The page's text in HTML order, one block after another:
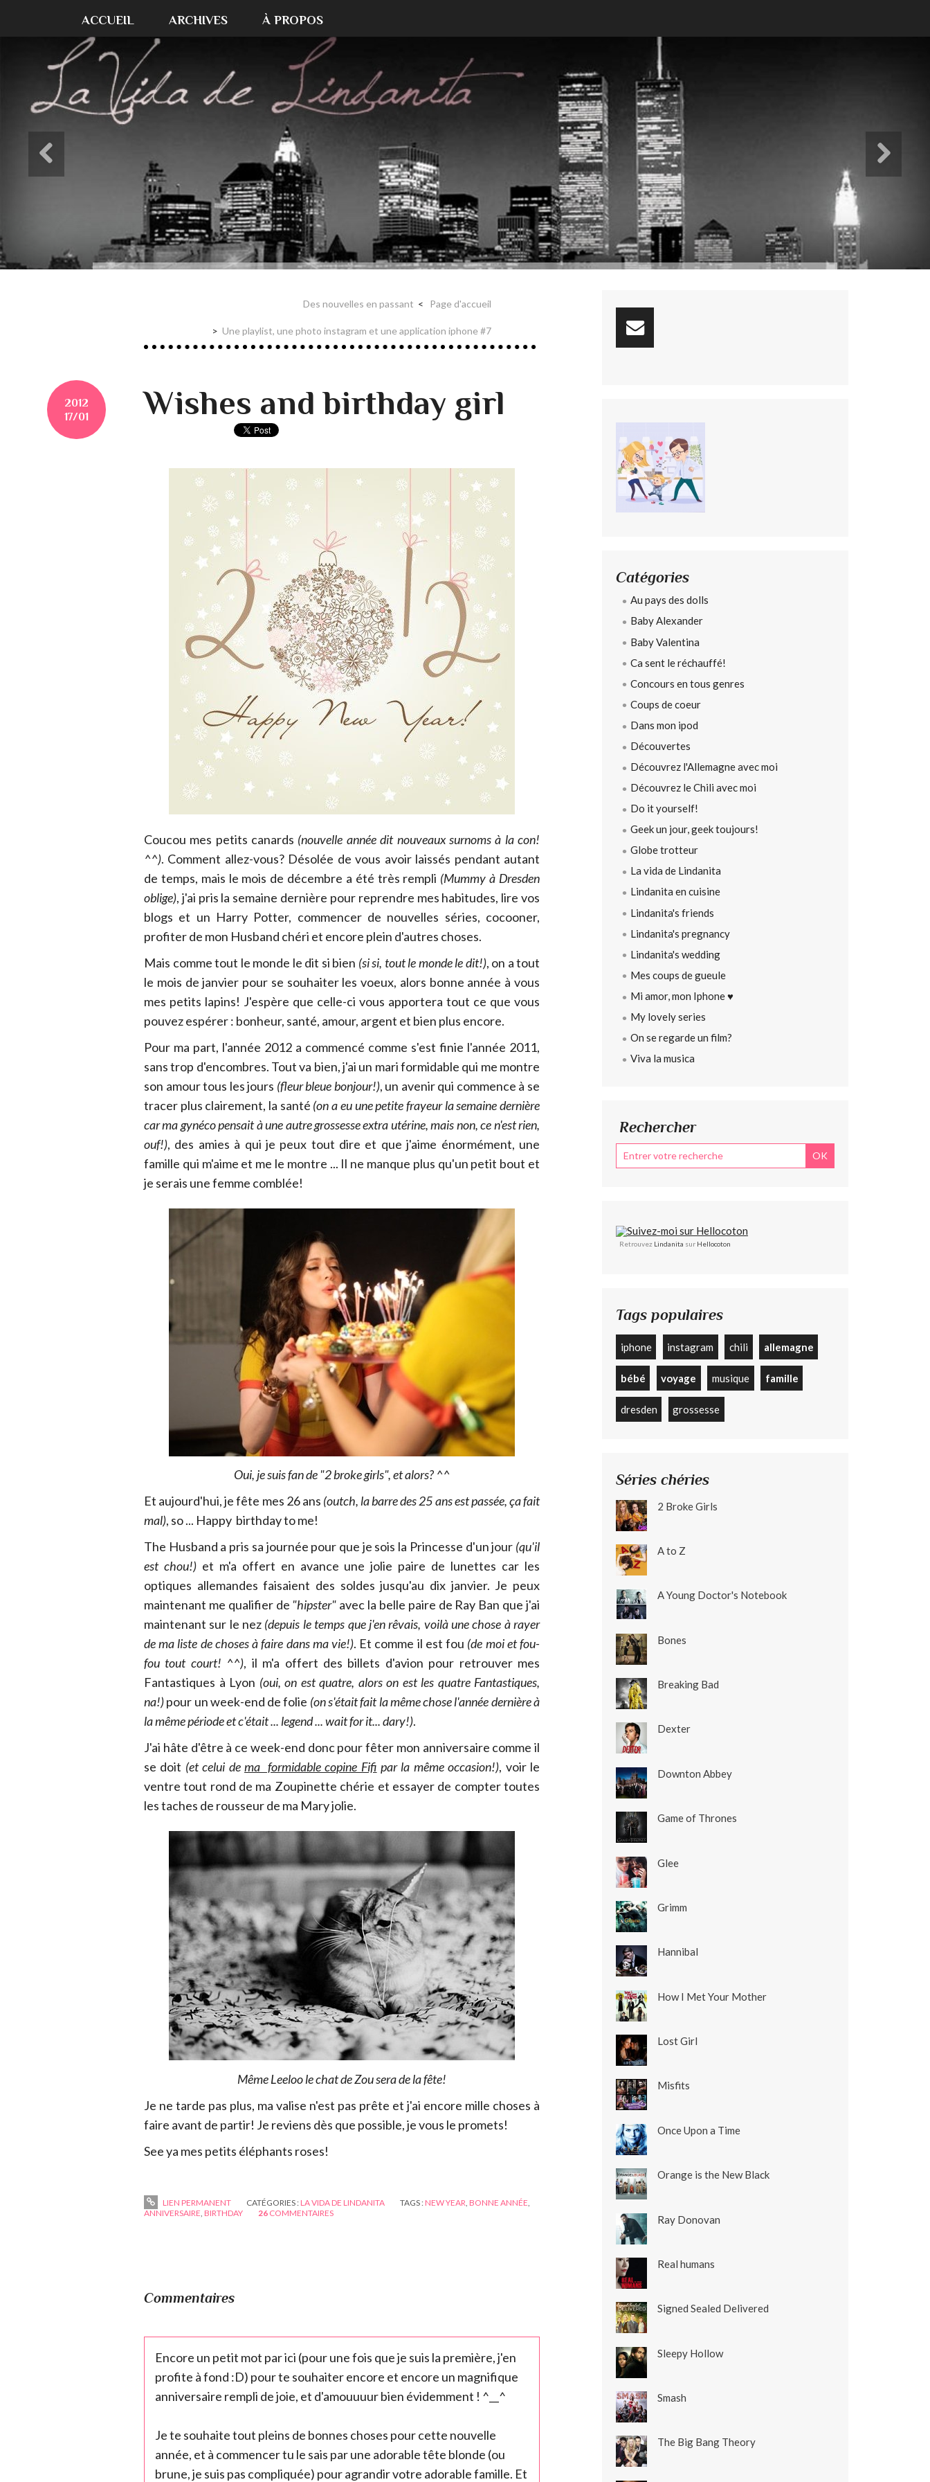
ACCUEIL ARCHIVES À PROPOS
Des nouvelles en passant Page d'accueil
Une playlist, une photo instagram et une application iphone #7
2012
17/01
Wishes and birthday girl
Coucou mes petits canards (nouvelle année dit nouveaux surnoms à la con!
^^). Comment allez-vous? Désolée de vous avoir laissés pendant autant
de temps, mais le mois de décembre a été très rempli (Mummy à Dresden
oblige), j'ai pris la semaine dernière pour reprendre mes habitudes, lire vos
blogs et un Harry Potter, commencer de nouvelles séries, cocooner,
profiter de mon Husband chéri et encore plein d'autres choses.
Mais comme tout le monde le dit si bien (si si, tout le monde le dit!), on a tout
le mois de janvier pour se souhaiter les voeux, alors bonne année à vous
mes petits lapins! J'espère que celle-ci vous apportera tout ce que vous
pouvez espérer : bonheur, santé, amour, argent et bien plus encore.
Pour ma part, l'année 2012 a commencé comme s'est finie l'année 2011,
sans trop d'encombres. Tout va bien, j'ai un mari formidable qui me montre
son amour tous les jours (fleur bleue bonjour!), un avenir qui commence à se
tracer plus clairement, la santé (on a eu une petite frayeur la semaine dernière
car ma gynéco pensait à une autre grossesse extra utérine, mais non, ce n'est rien,
ouf!), des amies à qui je peux tout dire et que j'aime énormément, une
famille qui m'aime et me le montre ... Il ne manque plus qu'un petit bout et
je serais une femme comblée!
Oui, je suis fan de "2 broke girls", et alors? ^^
Et aujourd'hui, je fête mes 26 ans (outch, la barre des 25 ans est passée, ça fait
mal), so ... Happy birthday to me!
The Husband a pris sa journée pour que je sois la Princesse d'un jour (qu'il
est chou!)et m'a offert en avance une jolie paire de lunettes car les
optiques allemandes faisaient des soldes jusqu'au dix janvier. Je peux
maintenant me qualifier de "hipster" avec la belle paire de Ray Ban que j'ai
maintenant sur le nez (depuis le temps que j'en rêvais, voilà une chose à rayer
de ma liste de choses à faire dans ma vie!). Et comme il est fou (de moi et fou-
fou tout court! ^^), il m'a offert des billets d'avion pour retrouver mes
Fantastiques à Lyon (oui, on est quatre, alors on est les quatre Fantastiques,
na!)pour un week-end de folie (on s'était fait la même chose l'année dernière à
la même période et c'était ... legend ... wait for it... dary!).
J'ai hâte d'être à ce week-end donc pour fêter mon anniversaire comme il
se doit (et celui dema formidable copine Fifi par la même occasion!), voir le
ventre tout rond de ma Zoupinette chérie et essayer de compter toutes
les taches de rousseur de ma Mary jolie.
Même Leeloo le chat de Zou sera de la fête!
Je ne tarde pas plus, ma valise n'est pas prête et j'ai encore mille choses à
faire avant de partir! Je reviens dès que possible, je vous le promets!
See ya mes petits éléphants roses!
LIEN PERMANENT CATÉGORIES : LA VIDA DE LINDANITA TAGS : NEW YEAR, BONNE ANNÉE,
ANNIVERSAIRE BIRTHDAY 26 COMMENTAIRES
Commentaires
Encore un petit mot par ici (pour une fois que je suis la première, j'en
profite à fond :D) pour te souhaiter encore et encore un magnifique
anniversaire rempli de joie, et d'amouuuur bien évidemment ! ^__^
Je te souhaite tout pleins de bonnes choses pour cette nouvelle
année, et à commencer tu le sais par une adorable tête blonde (ou
brune, je suis pas compliquée) pour agrandir votre adorable famille. Et
Catégories
Au pays des dolls
Baby Alexander
Baby Valentina
Ca sent le réchauffé!
Concours en tous genres
Coups de coeur
Dans mon ipod
Découvertes
Découvrez l'Allemagne avec moi
Découvrez le Chili avec moi
Do it yourself!
Geek un jour, geek toujours!
Globe trotteur
La vida de Lindanita
Lindanita en cuisine
Lindanita's friends
Lindanita's pregnancy
Lindanita's wedding
Mes coups de gueule
Mi amor, mon Iphone ♥
My lovely series
On se regarde un film?
Viva la musica
Rechercher
Retrouvez Lindanita sur Hellocoton
Tags populaires
iphone instagram chili allemagne
bébé voyage musique famille
dresden grossesse
Séries chéries
2 Broke Girls
A to Z
A Young Doctor's Notebook
Bones
Breaking Bad
Dexter
Downton Abbey
Game of Thrones
Glee
Grimm
Hannibal
How I Met Your Mother
Lost Girl
Misfits
Once Upon a Time
Orange is the New Black
Ray Donovan
Real humans
Signed Sealed Delivered
Sleepy Hollow
Smash
The Big Bang Theory